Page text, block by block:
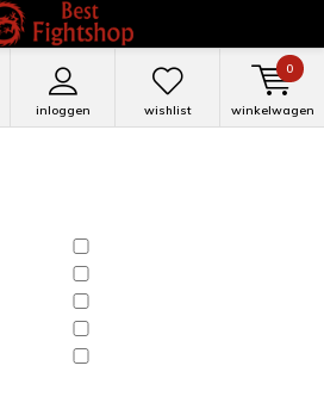
inloggen wishlist winkelwagen
0